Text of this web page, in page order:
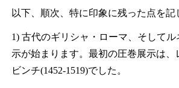
以下、順次、特に印象に残った点を記
1) 古代のギリシャ・ローマ、そして
示が始まります。最初の圧巻展示は、
ビンチ(1452-1519)でした。